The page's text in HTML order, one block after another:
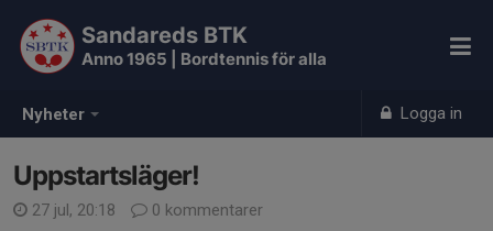
Nyheter Logga in
Sandareds BTK
Anno 1965 | Bordtennis för alla
Uppstartsläger!
27 jul, 20:18
0 kommentarer